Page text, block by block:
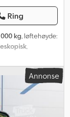
Ring
kg, løftehøyde:
,
Annonse